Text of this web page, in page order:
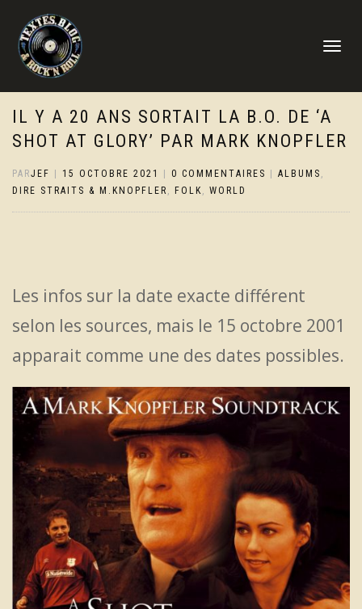
DÉPLIER
IL Y A 20 ANS SORTAIT LA B.O. DE ‘A
SHOT AT GLORY’ PAR MARK KNOPFLER
PARJEF 15 OCTOBRE 2021 0 COMMENTAIRES ALBUMS ,
DIRE STRAITS & M.KNOPFLER , FOLK, WORLD
Les infos sur la date exacte différent
selon les sources, mais le 15 octobre 2001
apparait comme une des dates possibles.